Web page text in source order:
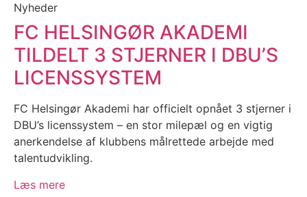
Nyheder
FC HELSINGØR AKADEMI
TILDELT 3 STJERNER I DBU’S
LICENSSYSTEM
FC Helsingør Akademi har officielt opnået 3 stjerner i
DBU’s licenssystem – en stor milepæl og en vigtig
anerkendelse af klubbens målrettede arbejde med
talentudvikling.
Læs mere